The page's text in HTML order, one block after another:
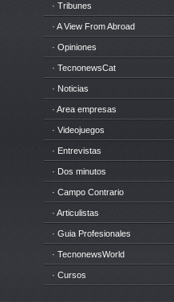
· Tribunes
· A View From Abroad
· Opiniones
· TecnonewsCat
· Noticias
· Area empresas
· Videojuegos
· Entrevistas
· Dos minutos
· Campo Contrario
· Articulistas
· Guia Profesionales
· TecnonewsWorld
· Cursos